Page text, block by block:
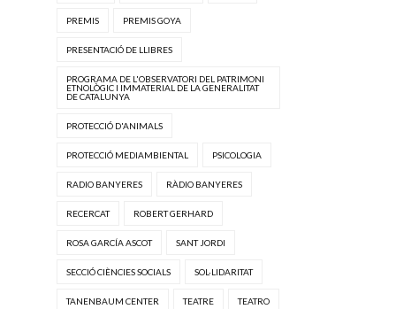
PREMIS PREMIS GOYA
PRESENTACIÓ DE LLIBRES
PROGRAMA DE L'OBSERVATORI DEL PATRIMONI
ETNOLÒGIC I IMMATERIAL DE LA GENERALITAT
DE CATALUNYA
PROTECCIÓ D'ANIMALS
PROTECCIÓ MEDIAMBIENTAL PSICOLOGIA
RADIO BANYERES RÀDIO BANYERES
RECERCAT ROBERT GERHARD
ROSA GARCÍA ASCOT SANT JORDI
SECCIÓ CIÈNCIES SOCIALS SOL·LIDARITAT
TANENBAUM CENTER TEATRE TEATRO